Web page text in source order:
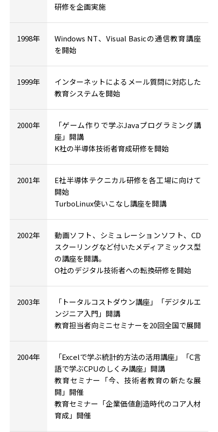
研修を企画実施
1998年
Windows NT、Visual Basicの通信教育講座
を開始
1999年
インターネットによるメール質問に対応した
教育システムを開始
2000年
「ゲーム作りで学ぶJavaプログラミング講
座」開講
K社の半導体技術者育成研修を開始
2001年
E社半導体テクニカル研修を各工場に向けて
開始
TurboLinux使いこなし講座を開講
2002年
動画ソフト、シミュレーションソフト、CD
スクーリングなど付いたメディアミックス型
の講座を開講。
O社のデジタル技術者への転換研修を開始
2003年
「トータルコストダウン講座」「デジタルエ
ンジニア入門」開講
教育担当者向ミニセミナーを20回全国で展開
2004年
「Excelで学ぶ統計的方法の活用講座」「C言
語で学ぶCPUのしくみ講座」開講
教育セミナー「今、技術者教育の新たな展
開」開催
教育セミナー「企業価値創造時代のコア人材
育成」開催